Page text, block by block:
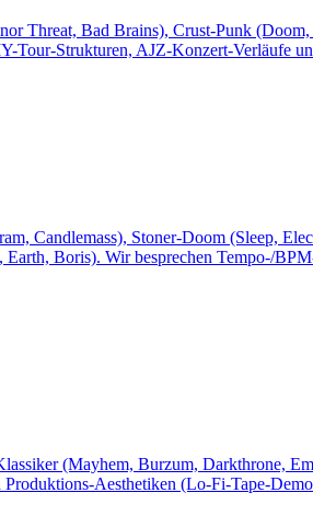
Threat, Bad Brains), Crust-Punk
Tour-Strukturen, AJZ-Konzert-Verläufe
Candlemass), Stoner-Doom (Sleep,
Boris). Wir besprechen Tempo-/
(Mayhem, Burzum, Darkthrone,
Aesthetiken (Lo-Fi-Tape-